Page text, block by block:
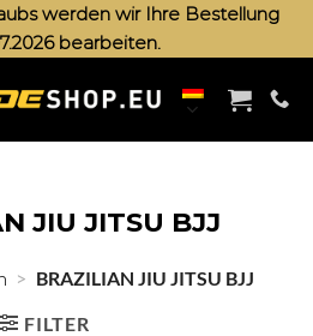
werden wir Ihre Bestellung
bearbeiten.
JIU JITSU BJJ
> BRAZILIAN JIU JITSU BJJ
FILTER